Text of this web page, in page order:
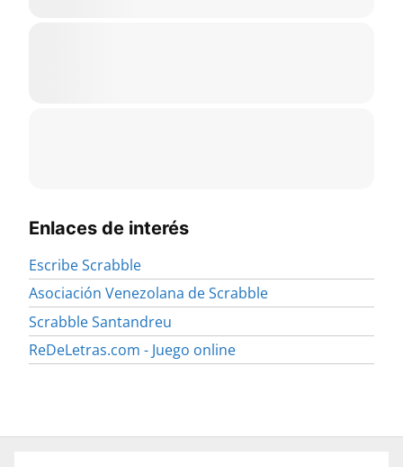
Enlaces de interés
Escribe Scrabble
Asociación Venezolana de Scrabble
Scrabble Santandreu
ReDeLetras.com - Juego online